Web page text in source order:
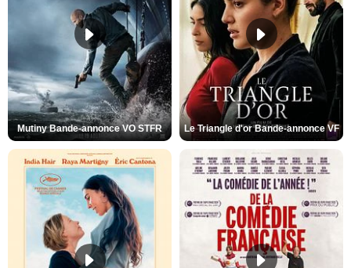
Mutiny Bande-annonce VO STFR Le Triangle d'or Bande-annonce VF